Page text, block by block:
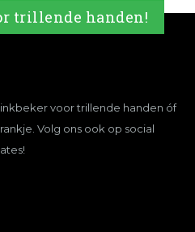
trillende handen!
voor trillende handen óf
Volg ons ook op social